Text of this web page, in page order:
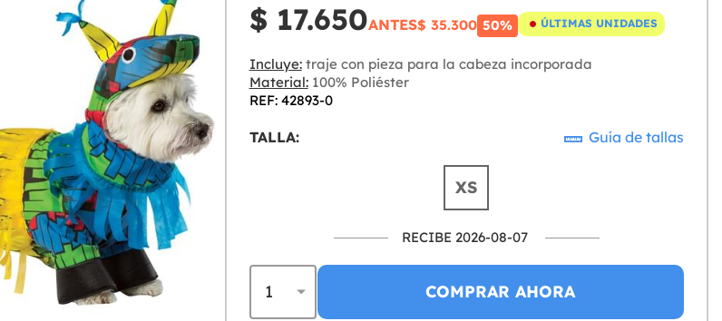
$ 17.650ANTES$ 35.300 50% ÚLTIMAS UNIDADES
Incluye:traje con pieza para la cabeza incorporada
Material:100% Poliéster
REF: 42893-0
TALLA: Guía de tallas
XS
RECIBE 2026-08-07
COMPRAR AHORA